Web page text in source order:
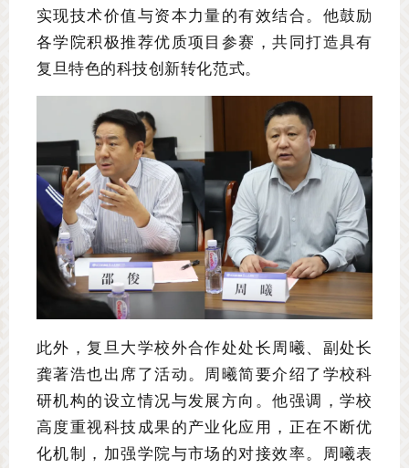
实现技术价值与资本力量的有效结合。他鼓励
各学院积极推荐优质项目参赛，共同打造具有
复旦特色的科技创新转化范式。
此外，复旦大学校外合作处处长周曦、副处长
龚著浩也出席了活动。 周曦简要介绍了学校科
研机构的设立情况与发展方向。他强调，学校
高度重视科技成果的产业化应用，正在不断优
化机制，加强学院与市场的对接效率。周曦表